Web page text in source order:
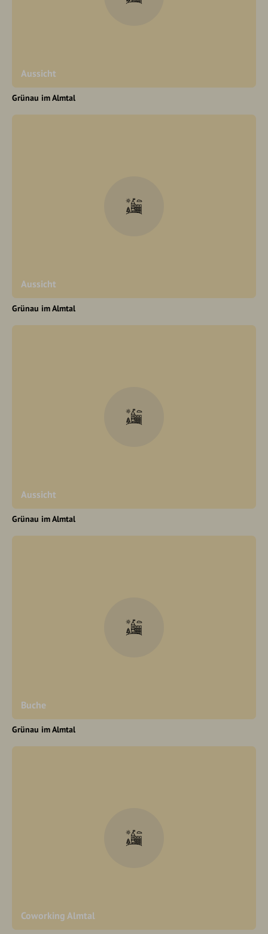
Aussicht
Grünau im Almtal
Aussicht
Grünau im Almtal
Aussicht
Grünau im Almtal
Buche
Grünau im Almtal
Coworking Almtal